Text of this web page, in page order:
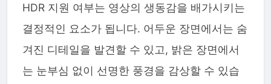
HDR 지원 여부는 영상의 생동감을 배가시키는
결정적인 요소가 됩니다. 어두운 장면에서는 숨
겨진 디테일을 발견할 수 있고, 밝은 장면에서
는 눈부심 없이 선명한 풍경을 감상할 수 있습